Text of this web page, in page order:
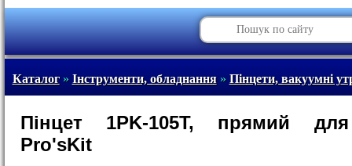
Каталог» Інструменти, обладнання» Пінцети, вакуумні
Пінцет 1PK-105T, прямий
Pro'sKit